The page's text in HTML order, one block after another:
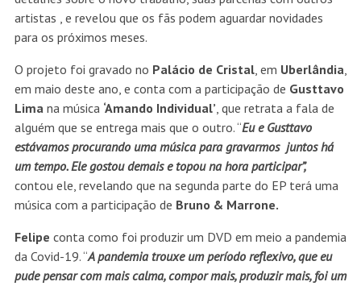
artistas , e revelou que os fãs podem aguardar novidades
para os próximos meses.
O projeto foi gravado no Palácio de Cristal, em Uberlândia,
em maio deste ano, e conta com a participação de Gusttavo
Lima na música ‘Amando Individual’, que retrata a fala de
alguém que se entrega mais que o outro. “Eu e Gusttavo
estávamos procurando uma música para gravarmos juntos há
um tempo. Ele gostou demais e topou na hora participar”,
contou ele, revelando que na segunda parte do EP terá uma
música com a participação de Bruno & Marrone.
Felipe conta como foi produzir um DVD em meio a pandemia
da Covid-19. “A pandemia trouxe um período reflexivo, que eu
pude pensar com mais calma, compor mais, produzir mais, foi um